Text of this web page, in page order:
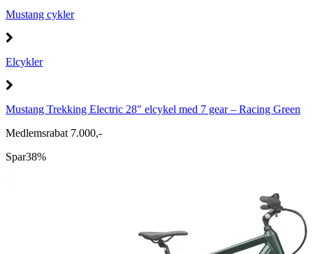
Mustang cykler
Elcykler
Mustang Trekking Electric 28" elcykel med 7 gear – Racing Green
Medlemsrabat 7.000,-
Spar38%